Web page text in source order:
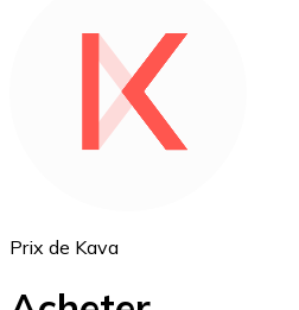
Ethereum
Prix de Kava